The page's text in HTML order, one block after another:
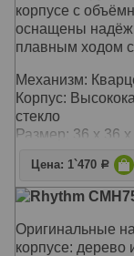
корпусе с
оснащены
плавным ходом
Механизм:
Корпус:
стекло
Размер: 36 х 36
Цена: 1`470 Р
Rhythm
Оригинальные
корпусе: